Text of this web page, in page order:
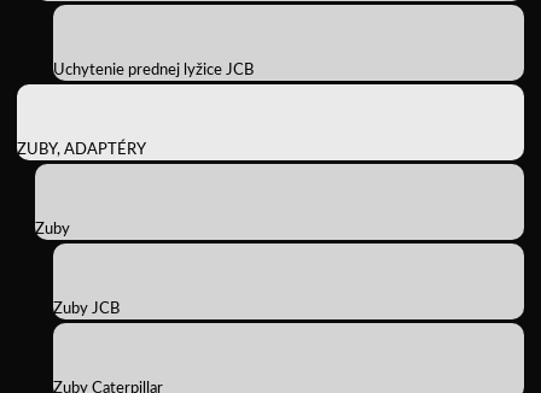
Uchytenie prednej lyžice JCB
ZUBY, ADAPTÉRY
Zuby
Zuby JCB
Zuby Caterpillar